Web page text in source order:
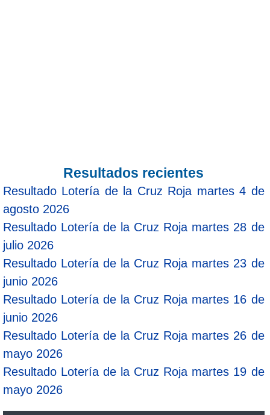
Resultados recientes
Resultado Lotería de la Cruz Roja martes 4 de
agosto 2026
Resultado Lotería de la Cruz Roja martes 28 de
julio 2026
Resultado Lotería de la Cruz Roja martes 23 de
junio 2026
Resultado Lotería de la Cruz Roja martes 16 de
junio 2026
Resultado Lotería de la Cruz Roja martes 26 de
mayo 2026
Resultado Lotería de la Cruz Roja martes 19 de
mayo 2026